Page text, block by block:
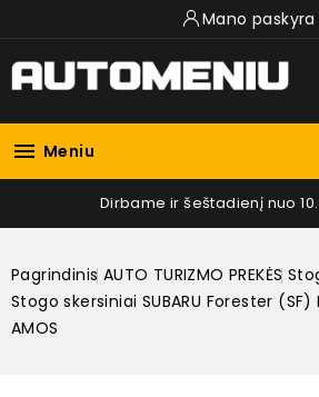
Mano paskyra
 Meniu
Dirbame ir šeštadienį nuo
Pagrindinis AUTO TURIZMO PREKĖS
Stogo skersiniai SUBARU Forester
AMOS